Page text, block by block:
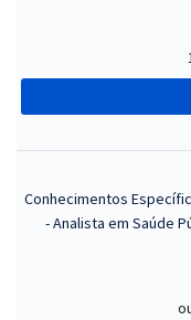
Conhecimentos
- Analista em Saúde